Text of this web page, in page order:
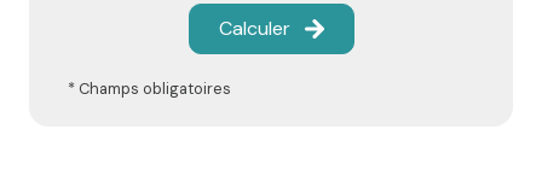
Calculer
* Champs obligatoires